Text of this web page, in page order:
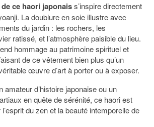
ce haori japonaiss’inspire directement
La doublure en soie illustre avec
du jardin : les rochers, les
ratissé, et l’atmosphère paisible du lieu.
hommage au patrimoine spirituel et
de ce vêtement bien plus qu’un
œuvre d’art à porter ou à exposer.
d’histoire japonaise ou un
en quête de sérénité, ce haori est
du zen et la beauté intemporelle de